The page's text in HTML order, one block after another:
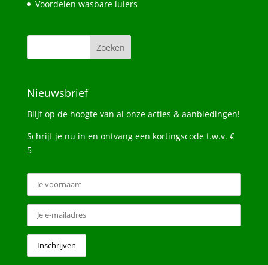
Voordelen wasbare luiers
Nieuwsbrief
Blijf op de hoogte van al onze acties & aanbiedingen!
Schrijf je nu in en ontvang een kortingscode t.w.v. €
5